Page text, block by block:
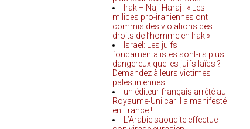
Irak – Naji Haraj : « Les
milices pro-iraniennes ont
commis des violations des
droits de l’homme en Irak »
Israël: Les juifs
fondamentalistes sont-ils plus
dangereux que les juifs laïcs ?
Demandez à leurs victimes
palestiniennes
un éditeur français arrêté au
Royaume-Uni car il a manifesté
en France !
L’Arabie saoudite effectue